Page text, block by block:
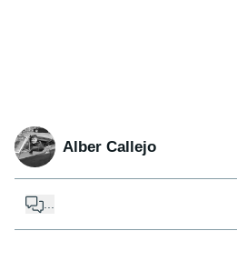
Alber Callejo
...